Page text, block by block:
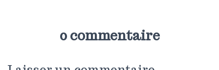
0 commentaire